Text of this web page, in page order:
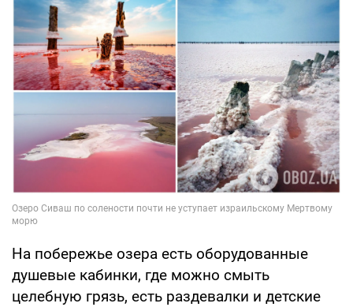
На побережье озера есть оборудованные
душевые кабинки, где можно смыть
целебную грязь, есть раздевалки и детские